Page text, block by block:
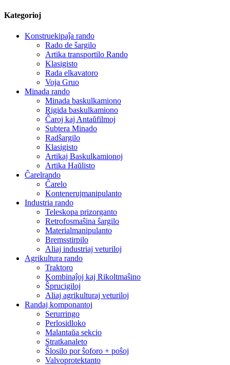
Kategorioj
Konstruekipaĵa rando
Rado de ŝargilo
Artika transportilo Rando
Klasigisto
Rada elkavatoro
Voja Gruo
Minada rando
Minada baskulkamiono
Rigida baskulkamiono
Ĉaroj kaj Antaŭfilmoj
Subtera Minado
Radŝargilo
Klasigisto
Artikaj Baskulkamionoj
Artika Haŭlisto
Ĉarelrando
Ĉarelo
Kontenerujmanipulanto
Industria rando
Teleskopa prizorganto
Retrofosmaŝina ŝargilo
Materialmanipulanto
Bremsstirpilo
Aliaj industriaj veturiloj
Agrikultura rando
Traktoro
Kombinaĵoj kaj Rikoltmaŝino
Ŝprucigiloj
Aliaj agrikulturaj veturiloj
Randaj komponantoj
Serurringo
Perlosidloko
Malantaŭa sekcio
Stratkanaleto
Ŝlosilo por ŝoforo + poŝoj
Valvoprotektanto